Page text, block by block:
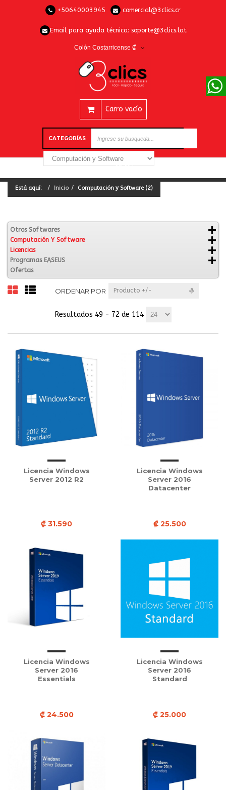
+50640003945 comercial@3clics.cr
Email para ayuda técnica: soporte@3clics.lat
Colón Costarricense ₡
Carro vacío
CATEGORÍAS
Está aquí: Inicio Computación y Software (2)
Otros Softwares
Computación Y Software
Licencias
Programas EASEUS
Ofertas
ORDENAR POR Producto +/-
Resultados 49 - 72 de 114
Licencia Windows
Server 2012 R2
₡ 31.590
Licencia Windows
Server 2016
Datacenter
₡ 25.500
Licencia Windows
Server 2016
Essentials
₡ 24.500
Licencia Windows
Server 2016
Standard
₡ 25.000